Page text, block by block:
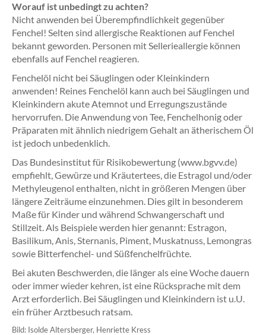
Worauf ist unbedingt zu achten?
Nicht anwenden bei Überempfindlichkeit gegenüber
Fenchel! Selten sind allergische Reaktionen auf Fenchel
bekannt geworden. Personen mit Sellerieallergie können
ebenfalls auf Fenchel reagieren.
Fenchelöl nicht bei Säuglingen oder Kleinkindern
anwenden! Reines Fenchelöl kann auch bei Säuglingen und
Kleinkindern akute Atemnot und Erregungszustände
hervorrufen. Die Anwendung von Tee, Fenchelhonig oder
Präparaten mit ähnlich niedrigem Gehalt an ätherischem Öl
ist jedoch unbedenklich.
Das Bundesinstitut für Risikobewertung (www.bgvv.de)
empfiehlt, Gewürze und Kräutertees, die Estragol und/oder
Methyleugenol enthalten, nicht in größeren Mengen über
längere Zeiträume einzunehmen. Dies gilt in besonderem
Maße für Kinder und während Schwangerschaft und
Stillzeit. Als Beispiele werden hier genannt: Estragon,
Basilikum, Anis, Sternanis, Piment, Muskatnuss, Lemongras
sowie Bitterfenchel- und Süßfenchelfrüchte.
Bei akuten Beschwerden, die länger als eine Woche dauern
oder immer wieder kehren, ist eine Rücksprache mit dem
Arzt erforderlich. Bei Säuglingen und Kleinkindern ist u.U.
ein früher Arztbesuch ratsam.
Bild: Isolde Altersberger, Henriette Kress